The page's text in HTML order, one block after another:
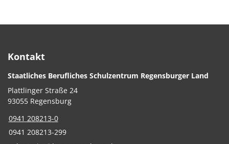
Kontakt
Staatliches Berufliches Schulzentrum Regensburger Land
Plattlinger Straße 24
93055 Regensburg
0941 208213-0
0941 208213-299